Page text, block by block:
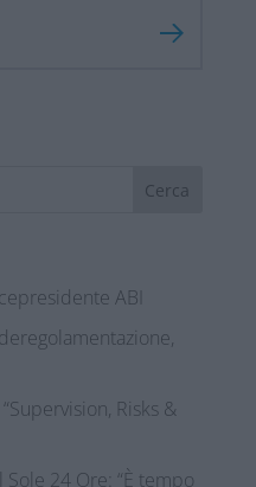
ABI
Risks &
24 Ore: “È tempo